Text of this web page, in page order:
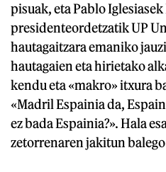
pisuak, eta Pablo
presidenteordetzatik UP
hautagaitzara emaniko
hautagaien eta hirietako
kendu eta «makro» itxura
«Madril Espainia da,
ez bada Espainia?». Hala
zetorrenaren jakitun